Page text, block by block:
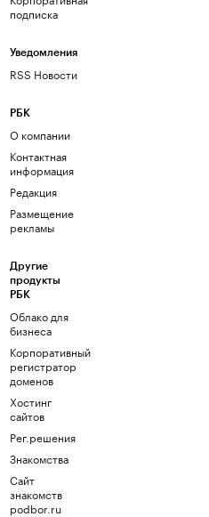
подписка
Уведомления
RSS Новости
РБК
О компании
Контактная
информация
Редакция
Размещение
рекламы
Другие
продукты
РБК
Облако для
бизнеса
Корпоративный
регистратор
доменов
Хостинг
сайтов
Рег.решения
Знакомства
Сайт
знакомств
podbor.ru